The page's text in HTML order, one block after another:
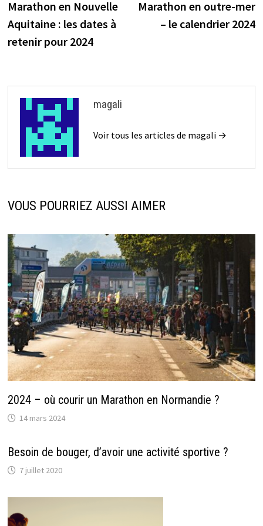
de
l’article
précédente :
Marathon en Nouvelle
Aquitaine : les dates à
retenir pour 2024
Marathon en outre-mer
– le calendrier 2024
magali
Voir tous les articles de magali →
VOUS POURRIEZ AUSSI AIMER
2024 – où courir un Marathon en Normandie ?
14 mars 2024
Besoin de bouger, d’avoir une activité sportive ?
7 juillet 2020